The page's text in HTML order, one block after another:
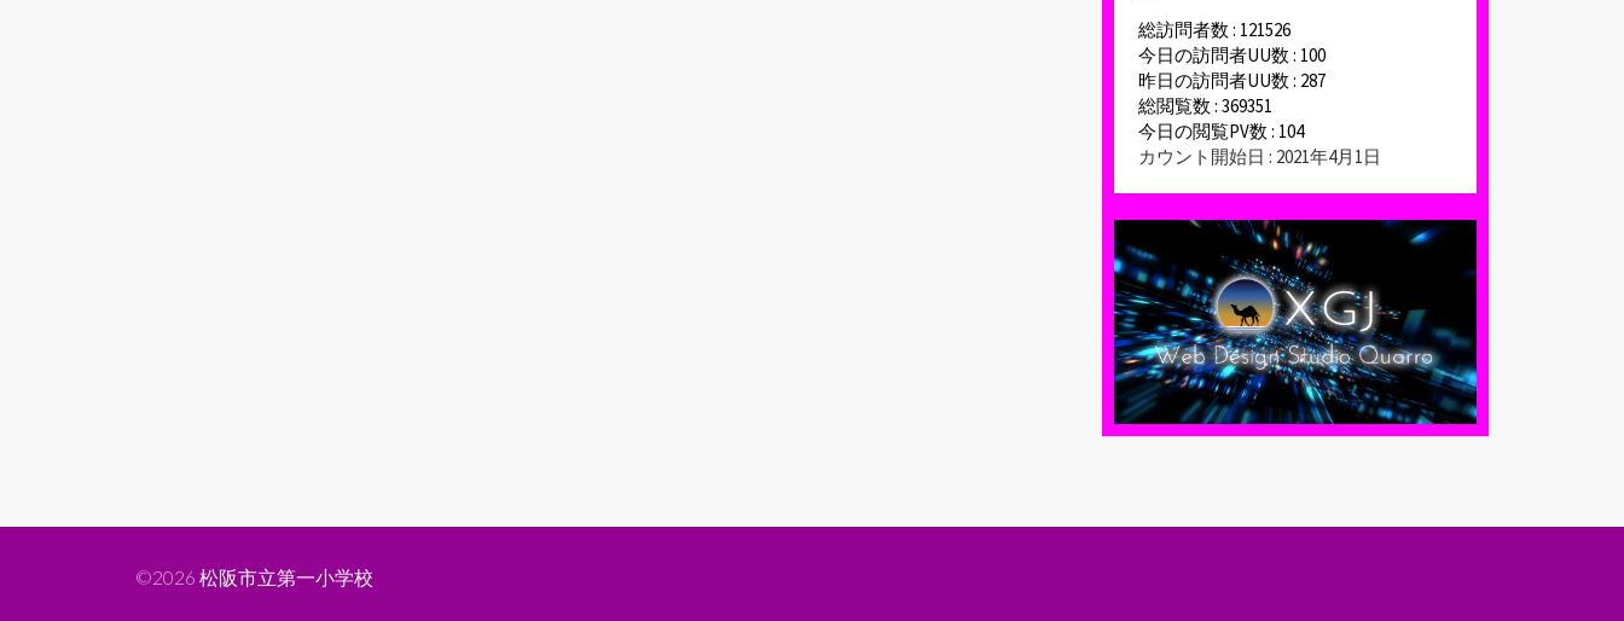
総訪問者数 : 121526
今日の訪問者UU数 : 100
昨日の訪問者UU数 : 287
総閲覧数 : 369351
今日の閲覧PV数 : 104
カウント開始日 : 2021年4月1日
©2026 松阪市立第一小学校